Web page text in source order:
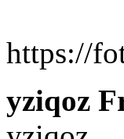
https://
yziqoz